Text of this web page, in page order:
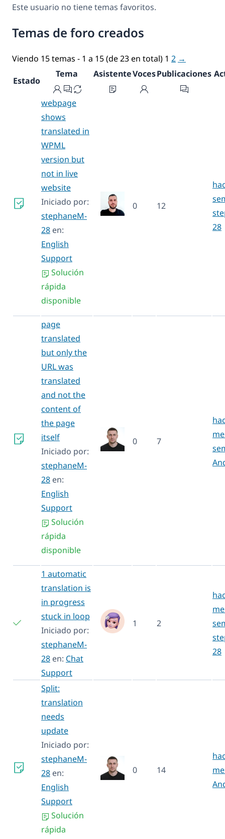
Este usuario no tiene temas favoritos.
Temas de foro creados
Viendo 15 temas - 1 a 15 (de 23 en total) 1 2 →
Estado
Tema AsistenteVocesPublicaciones
webpage
shows
translated in
WPML
version but
not in live
website
Iniciado por:
stephaneM-
28 en:
English
Support
Solución
rápida
disponible
0 12
28
page
translated
but only the
URL was
translated
and not the
content of
the page
itself
Iniciado por:
stephaneM-
28 en:
English
Support
Solución
rápida
disponible
0 7
1 automatic
translation is
in progress
stuck in loop
Iniciado por:
stephaneM-
28 en: Chat
Support
1 2
28
Split:
translation
needs
update
Iniciado por:
stephaneM-
28 en:
English
Support
Solución
rápida
0 14